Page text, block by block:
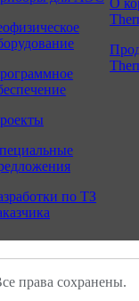
по ТЗ
О
права сохранены.